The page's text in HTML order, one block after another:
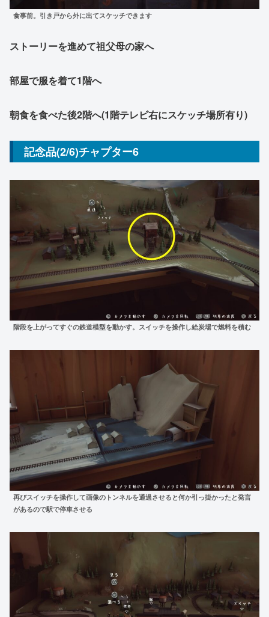
食事前。引き戸から外に出てスケッチできます
ストーリーを進めて祖父母の家へ
部屋で服を着て1階へ
朝食を食べた後2階へ(1階テレビ右にスケッチ場所有り)
記念品(2/6)チャプター6
階段を上がってすぐの鉄道模型を動かす。スイッチを操作し給炭場で燃料を積む
再びスイッチを操作して画像のトンネルを通過させると何か引っ掛かったと発言
があるので駅で停車させる